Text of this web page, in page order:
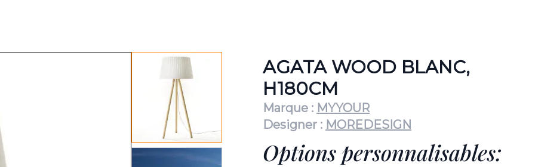
View larger image
View larger image
AGATA WOOD BLANC,
H180CM
Marque : MYYOUR
Designer : MOREDESIGN
Options personnalisables: